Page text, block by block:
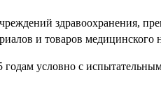
здравоохранения,
и товаров медицинского
условно с